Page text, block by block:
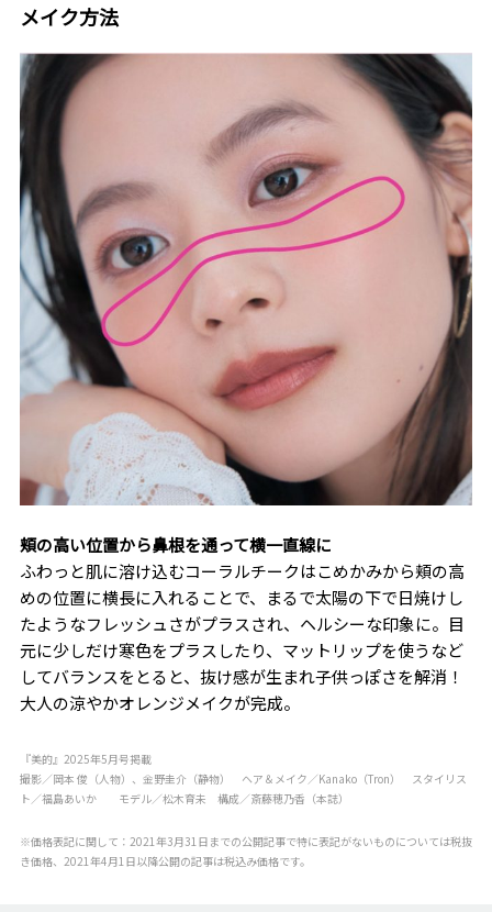
メイク方法
頬の高い位置から鼻根を通って横一直線に
ふわっと肌に溶け込むコーラルチークはこめかみから頬の高
めの位置に横長に入れることで、まるで太陽の下で日焼けし
たようなフレッシュさがプラスされ、ヘルシーな印象に。目
元に少しだけ寒色をプラスしたり、マットリップを使うなど
してバランスをとると、抜け感が生まれ子供っぽさを解消！
大人の涼やかオレンジメイクが完成。
『美的』2025年5月号掲載
撮影／岡本 俊（人物）、金野圭介（静物） ヘア＆メイク／Kanako（Tron） スタイリス
ト／福島あいか モデル／松木育未 構成／斎藤穂乃香（本誌）
※価格表記に関して：2021年3月31日までの公開記事で特に表記がないものについては税抜
き価格、2021年4月1日以降公開の記事は税込み価格です。